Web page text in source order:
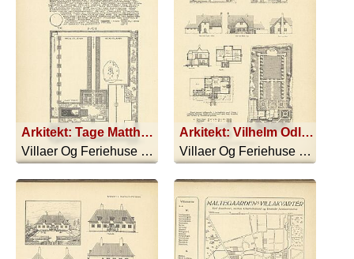
Arkitekt: Tage Matthissen. KASTANIEHUSET HAVE
Villaer Og Feriehuse - 1916
Arkitekt: Vilhelm Odland.
Villaer Og Feriehuse - 1916